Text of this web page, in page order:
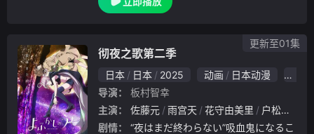
人类惊慌失措之余发现，地球现有的武器对近
彻夜之歌第二季
日本 日本 2025 动画 日本动漫
导演：
板村智幸
主演：
佐藤元 雨宫天 花守由美里 户松遥
剧情：
更新至01集